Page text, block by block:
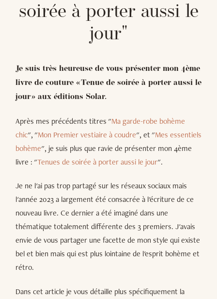
soirée à porter aussi le
jour"
Je suis très heureuse de vous présenter mon 4ème
livre de couture « Tenue de soirée à porter aussi le
jour » aux éditions Solar.
Après mes précédents titres "Ma garde-robe bohème
chic", "Mon Premier vestiaire à coudre", et "Mes essentiels
bohème", je suis plus que ravie de présenter mon 4ème
livre : "Tenues de soirée à porter aussi le jour".
Je ne l'ai pas trop partagé sur les réseaux sociaux mais
l'année 2023 a largement été consacrée à l'écriture de ce
nouveau livre. Ce dernier a été imaginé dans une
thématique totalement différente des 3 premiers. J'avais
envie de vous partager une facette de mon style qui existe
bel et bien mais qui est plus lointaine de l'esprit bohème et
rétro.
Dans cet article je vous détaille plus spécifiquement la